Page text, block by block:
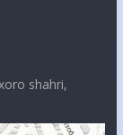
shahri,